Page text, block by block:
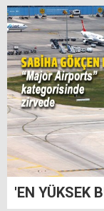
'EN YÜKSEK